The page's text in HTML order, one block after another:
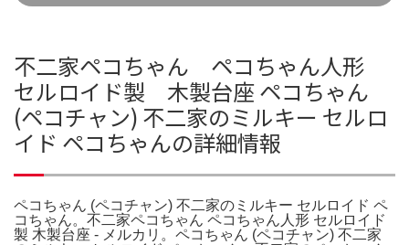
不二家ペコちゃん ペコちゃん人形
セルロイド製 木製台座 ペコちゃん
(ペコチャン) 不二家のミルキー セルロ
イド ペコちゃんの詳細情報
ペコちゃん (ペコチャン) 不二家のミルキー セルロイド ペ
コちゃん。不二家ペコちゃん ペコちゃん人形 セルロイド
製 木製台座 - メルカリ。ペコちゃん (ペコチャン) 不二家